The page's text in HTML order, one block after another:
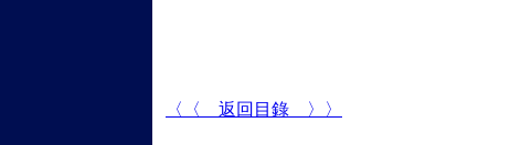
〈〈 返回目錄 〉〉